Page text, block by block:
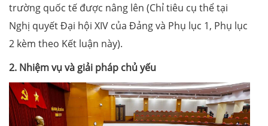
trường quốc tế được nâng lên (Chỉ tiêu cụ thể tại
Nghị quyết Đại hội XIV của Đảng và Phụ lục 1, Phụ lục
2 kèm theo Kết luận này).
2. Nhiệm vụ và giải pháp chủ yếu